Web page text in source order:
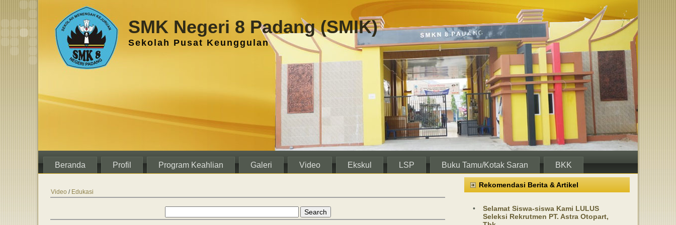
SMK Negeri 8 Padang (SMIK)
Sekolah Pusat Keunggulan
Beranda Profil Program Keahlian Galeri Video Ekskul LSP Buku Tamu/Kotak Saran BKK
Video / Edukasi
Rekomendasi Berita & Artikel
•
Selamat Siswa-siswa Kami LULUS
Seleksi Rekrutmen PT. Astra Otopart,